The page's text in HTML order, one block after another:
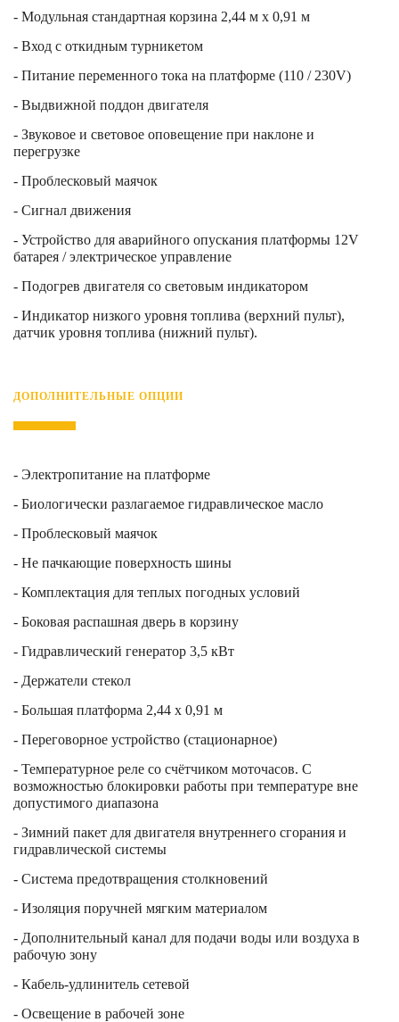
- Модульная стандартная корзина 2,44 м х 0,91 м
- Вход с откидным турникетом
- Питание переменного тока на платформе (110 / 230V)
- Выдвижной поддон двигателя
- Звуковое и световое оповещение при наклоне и
перегрузке
- Проблесковый маячок
- Сигнал движения
- Устройство для аварийного опускания платформы 12V
батарея / электрическое управление
- Подогрев двигателя со световым индикатором
- Индикатор низкого уровня топлива (верхний пульт),
датчик уровня топлива (нижний пульт).
ДОПОЛНИТЕЛЬНЫЕ ОПЦИИ
- Электропитание на платформе
- Биологически разлагаемое гидравлическое масло
- Проблесковый маячок
- Не пачкающие поверхность шины
- Комплектация для теплых погодных условий
- Боковая распашная дверь в корзину
- Гидравлический генератор 3,5 кВт
- Держатели стекол
- Большая платформа 2,44 x 0,91 м
- Переговорное устройство (стационарное)
- Температурное реле со счётчиком моточасов. С
возможностью блокировки работы при температуре вне
допустимого диапазона
- Зимний пакет для двигателя внутреннего сгорания и
гидравлической системы
- Система предотвращения столкновений
- Изоляция поручней мягким материалом
- Дополнительный канал для подачи воды или воздуха в
рабочую зону
- Кабель-удлинитель сетевой
- Освещение в рабочей зоне